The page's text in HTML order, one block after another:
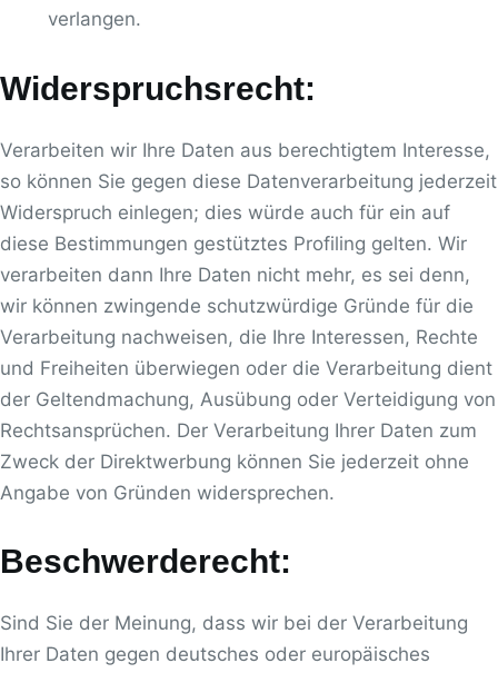
verlangen.
Widerspruchsrecht:
Verarbeiten wir Ihre Daten aus berechtigtem Interesse,
so können Sie gegen diese Datenverarbeitung jederzeit
Widerspruch einlegen; dies würde auch für ein auf
diese Bestimmungen gestütztes Profiling gelten. Wir
verarbeiten dann Ihre Daten nicht mehr, es sei denn,
wir können zwingende schutzwürdige Gründe für die
Verarbeitung nachweisen, die Ihre Interessen, Rechte
und Freiheiten überwiegen oder die Verarbeitung dient
der Geltendmachung, Ausübung oder Verteidigung von
Rechtsansprüchen. Der Verarbeitung Ihrer Daten zum
Zweck der Direktwerbung können Sie jederzeit ohne
Angabe von Gründen widersprechen.
Beschwerderecht:
Sind Sie der Meinung, dass wir bei der Verarbeitung
Ihrer Daten gegen deutsches oder europäisches